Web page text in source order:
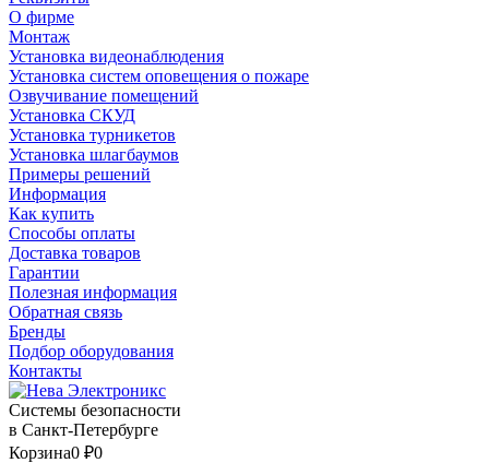
О фирме
Монтаж
Установка видеонаблюдения
Установка систем оповещения о пожаре
Озвучивание помещений
Установка СКУД
Установка турникетов
Установка шлагбаумов
Примеры решений
Информация
Как купить
Способы оплаты
Доставка товаров
Гарантии
Полезная информация
Обратная связь
Бренды
Подбор оборудования
Контакты
Системы безопасности
в Санкт-Петербурге
Корзина0 ₽0